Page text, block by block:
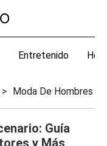
Entretenido
Moda De Hombres
Guía
y Más